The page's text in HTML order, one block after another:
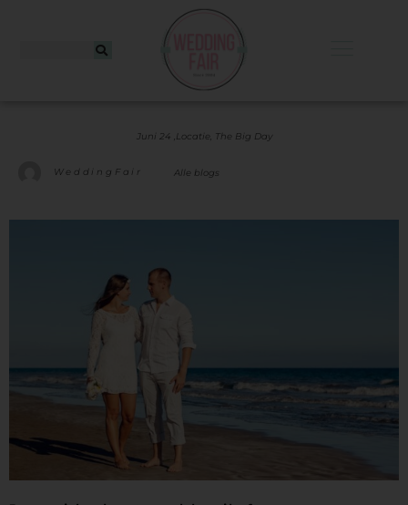
Juni 24 ,Locatie, The Big Day
WeddingFair Alle blogs